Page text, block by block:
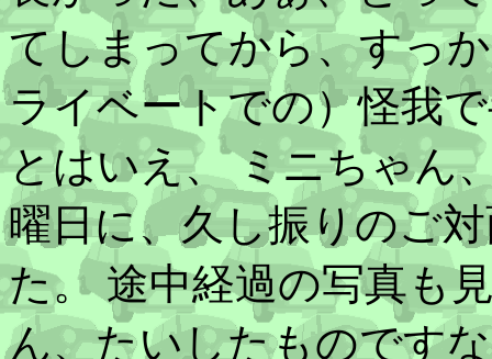
てしまってから、すっ
ライベートでの）怪我
とはいえ、 ミニちゃん
曜日に、久し振りのご
た。 途中経過の写真も
ん、たいしたものです